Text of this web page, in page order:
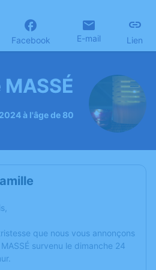
Facebook E-mail Lien
à l'âge de 80
que nous vous annonçons
survenu le dimanche 24